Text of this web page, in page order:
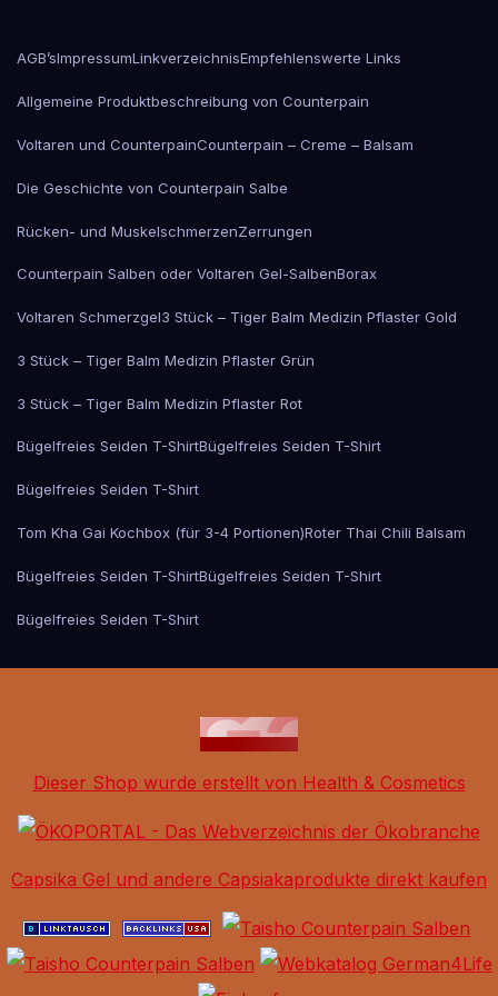
AGB’sImpressumLinkverzeichnisEmpfehlenswerte Links
Allgemeine Produktbeschreibung von Counterpain
Voltaren und CounterpainCounterpain – Creme – Balsam
Die Geschichte von Counterpain Salbe
Rücken- und MuskelschmerzenZerrungen
Counterpain Salben oder Voltaren Gel-SalbenBorax
Voltaren Schmerzgel3 Stück – Tiger Balm Medizin Pflaster Gold
3 Stück – Tiger Balm Medizin Pflaster Grün
3 Stück – Tiger Balm Medizin Pflaster Rot
Bügelfreies Seiden T-ShirtBügelfreies Seiden T-Shirt
Bügelfreies Seiden T-Shirt
Tom Kha Gai Kochbox (für 3-4 Portionen)Roter Thai Chili Balsam
Bügelfreies Seiden T-ShirtBügelfreies Seiden T-Shirt
Bügelfreies Seiden T-Shirt
Dieser Shop wurde erstellt von Health & Cosmetics
Capsika Gel und andere Capsiakaprodukte direkt kaufen